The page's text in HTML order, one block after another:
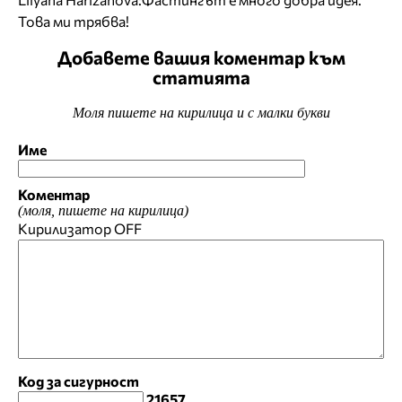
Това ми трябва!
Добавете вашия коментар към
статията
Моля пишете на кирилица и с малки букви
Име
Коментар
(моля, пишете на кирилица)
КирилизаторOFF
Код за сигурност